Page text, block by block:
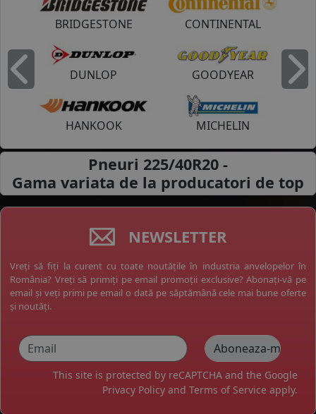
BRIDGESTONE CONTINENTAL
DUNLOP GOODYEAR
HANKOOK MICHELIN
Inapoi
Pneuri 225/40R20 -
Gama variata de la producatori de top
NEWSLETTER
Vreți să fiți la curent cu toate noutățile în industria anvelopelor în
România? Vreți să primiți pe email promoții exclusive? Abonați-vă pe
email și veți primi pe email o dată pe săptămână cele mai bune oferte
și noutăți.
This site is protected by reCAPTCHA and the Google
Privacy Policy and Terms of Service apply.